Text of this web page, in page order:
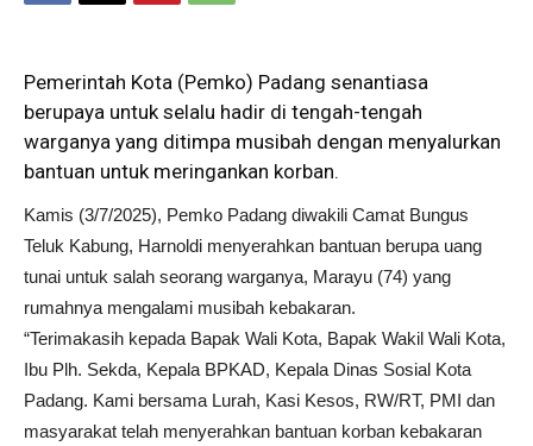
Pemerintah Kota (Pemko) Padang senantiasa
berupaya untuk selalu hadir di tengah-tengah
warganya yang ditimpa musibah dengan menyalurkan
bantuan untuk meringankan korban.
Kamis (3/7/2025), Pemko Padang diwakili Camat Bungus
Teluk Kabung, Harnoldi menyerahkan bantuan berupa uang
tunai untuk salah seorang warganya, Marayu (74) yang
rumahnya mengalami musibah kebakaran.
“Terimakasih kepada Bapak Wali Kota, Bapak Wakil Wali Kota,
Ibu Plh. Sekda, Kepala BPKAD, Kepala Dinas Sosial Kota
Padang. Kami bersama Lurah, Kasi Kesos, RW/RT, PMI dan
masyarakat telah menyerahkan bantuan korban kebakaran